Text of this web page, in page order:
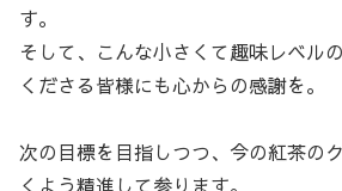
す。
そして、こんな小さくて趣味レベル
くださる皆様にも心からの感謝を。
次の目標を目指しつつ、今の紅茶の
くよう精進して参ります。